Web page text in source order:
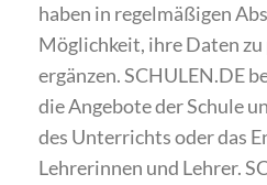
haben in regelmäßigen
Möglichkeit, ihre Daten zu
ergänzen. SCHULEN.DE
die Angebote der Schule
des Unterrichts oder das
Lehrerinnen und Lehrer.